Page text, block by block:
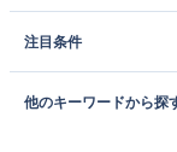
注目条件
他のキーワードから探